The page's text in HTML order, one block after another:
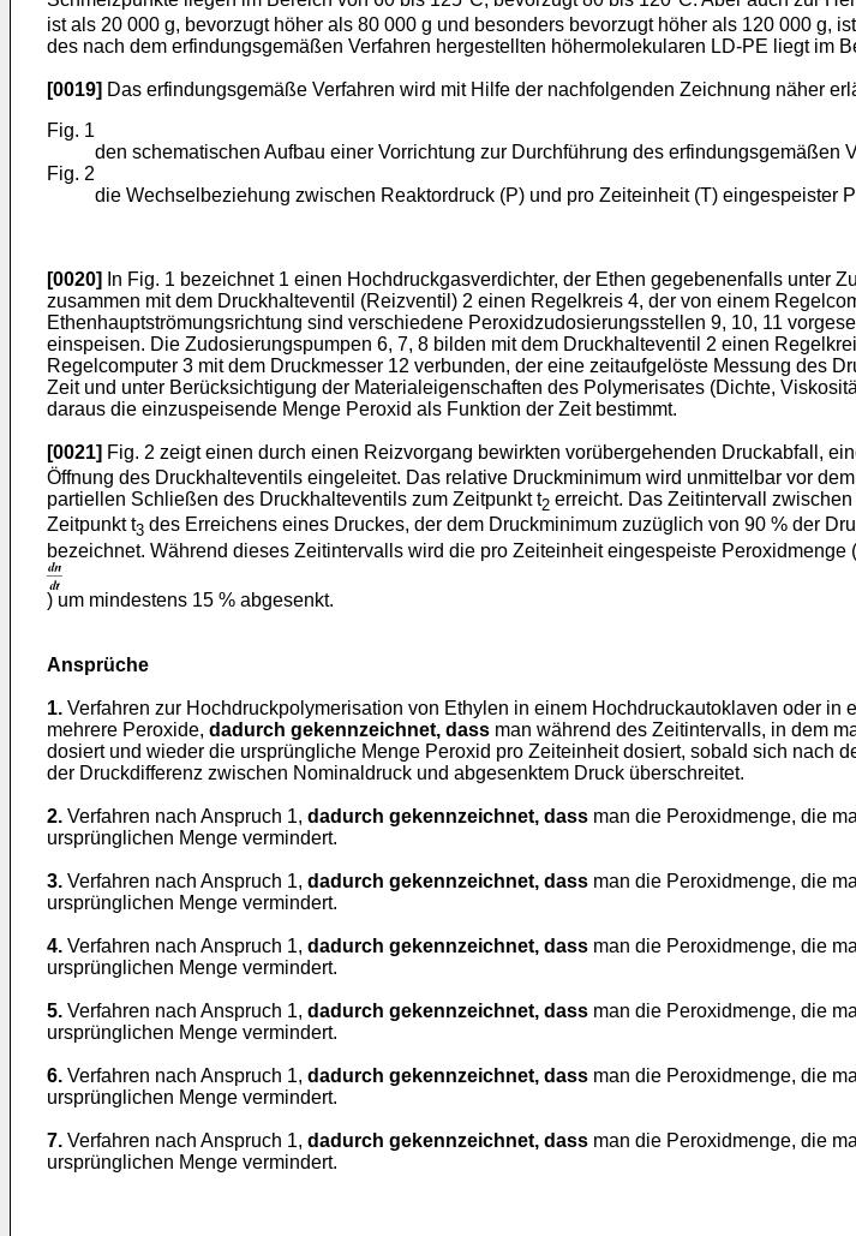
ist als 20 000 g, bevorzugt höher als 80 000 g und besonders bevorzugt höher als 120 000 g,
des nach dem erfindungsgemäßen Verfahren hergestellten höhermolekularen LD-PE liegt im
[0019] Das erfindungsgemäße Verfahren wird mit Hilfe der nachfolgenden Zeichnung näher
Fig. 1
den schematischen Aufbau einer Vorrichtung zur Durchführung des erfindungsgemäßen
Fig. 2
die Wechselbeziehung zwischen Reaktordruck (P) und pro Zeiteinheit (T) eingespeister
[0020]
In Fig. 1 bezeichnet 1 einen Hochdruckgasverdichter, der Ethen gegebenenfalls unter
zusammen mit dem Druckhalteventil (Reizventil) 2 einen Regelkreis 4, der von einem
Ethenhauptströmungsrichtung sind verschiedene Peroxidzudosierungsstellen 9, 10, 11
einspeisen. Die Zudosierungspumpen 6, 7, 8 bilden mit dem Druckhalteventil 2 einen
Regelcomputer 3 mit dem Druckmesser 12 verbunden, der eine zeitaufgelöste Messung des
Zeit und unter Berücksichtigung der Materialeigenschaften des Polymerisates (Dichte,
daraus die einzuspeisende Menge Peroxid als Funktion der Zeit bestimmt.
[0021] Fig. 2 zeigt einen durch einen Reizvorgang bewirkten vorübergehenden Druckabfall,
Öffnung des Druckhalteventils eingeleitet. Das relative Druckminimum wird unmittelbar vor
partiellen Schließen des Druckhalteventils zum Zeitpunkt t2 erreicht. Das Zeitintervall
Zeitpunkt t3 des Erreichens eines Druckes, der dem Druckminimum zuzüglich von 90 % der
bezeichnet. Während dieses Zeitintervalls wird die pro Zeiteinheit eingespeiste Peroxidmenge (
) um mindestens 15 % abgesenkt.
Ansprüche
1. Verfahren zur Hochdruckpolymerisation von Ethylen in einem Hochdruckautoklaven oder
mehrere Peroxide, dadurch gekennzeichnet, dass man während des Zeitintervalls, in dem
dosiert und wieder die ursprüngliche Menge Peroxid pro Zeiteinheit dosiert, sobald sich nach
der Druckdifferenz zwischen Nominaldruck und abgesenktem Druck überschreitet.
2. Verfahren nach Anspruch 1, dadurch gekennzeichnet, dass man die Peroxidmenge, die
ursprünglichen Menge vermindert.
3. Verfahren nach Anspruch 1, dadurch gekennzeichnet, dass man die Peroxidmenge, die
ursprünglichen Menge vermindert.
4. Verfahren nach Anspruch 1, dadurch gekennzeichnet, dass man die Peroxidmenge, die
ursprünglichen Menge vermindert.
5. Verfahren nach Anspruch 1, dadurch gekennzeichnet, dass man die Peroxidmenge, die
ursprünglichen Menge vermindert.
6. Verfahren nach Anspruch 1, dadurch gekennzeichnet, dass man die Peroxidmenge, die
ursprünglichen Menge vermindert.
7. Verfahren nach Anspruch 1, dadurch gekennzeichnet, dass man die Peroxidmenge, die
ursprünglichen Menge vermindert.